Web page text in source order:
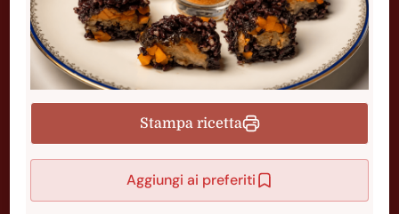
Stampa ricetta
Aggiungi ai preferiti